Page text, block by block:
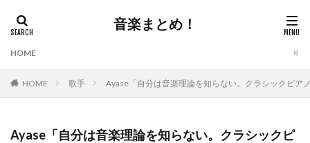
音楽まとめ！
HOME
HOME 歌手 Ayase「自分は音楽理論を知らない。クラシックピア
Ayase「自分は音楽理論を知らない。クラシックピ